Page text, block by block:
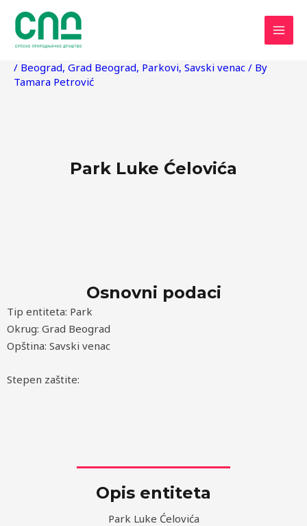
content
/ Beograd, Grad Beograd, Parkovi, Savski venac / By
Tamara Petrović
Park Luke Ćelovića
Osnovni podaci
Tip entiteta: Park
Okrug: Grad Beograd
Opština: Savski venac
Stepen zaštite:
Opis entiteta
Park Luke Ćelovića
navigation